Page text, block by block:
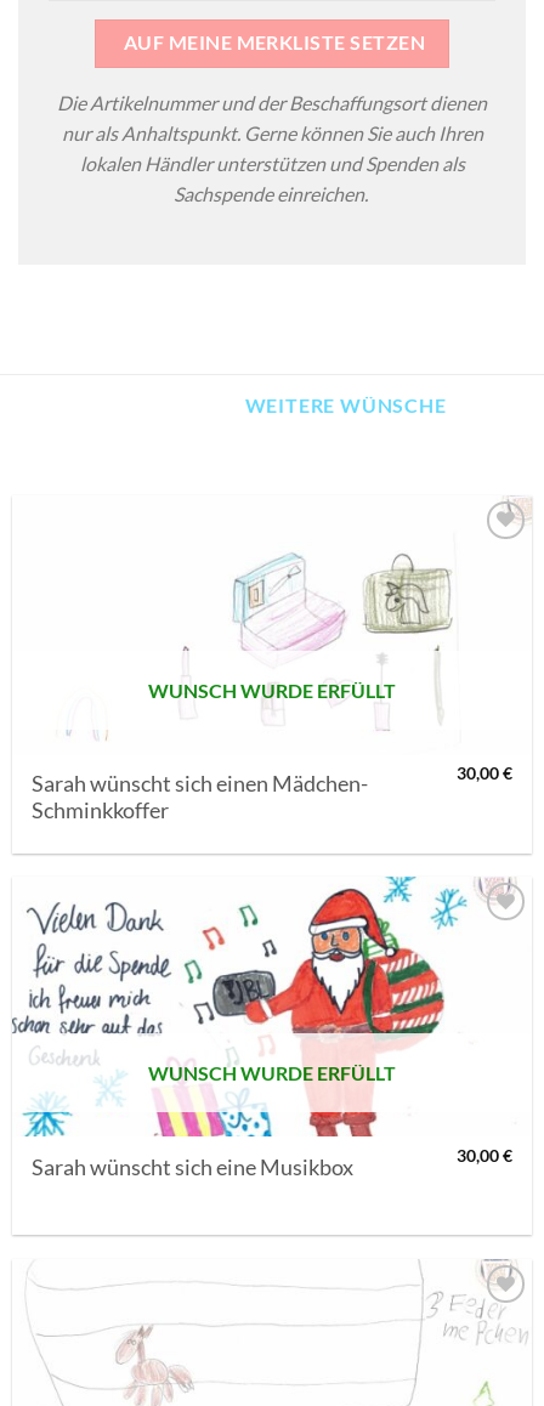
AUF MEINE MERKLISTE SETZEN
Die Artikelnummer und der Beschaffungsort dienen
nur als Anhaltspunkt. Gerne können Sie auch Ihren
lokalen Händler unterstützen und Spenden als
Sachspende einreichen.
WEITERE WÜNSCHE
MERKLISTE
SETZEN
WUNSCH WURDE ERFÜLLT
Sarah wünscht sich einen Mädchen-
Schminkkoffer
30,00€
MERKLISTE
SETZEN
WUNSCH WURDE ERFÜLLT
Sarah wünscht sich eine Musikbox 30,00€
AUF MEINE
MERKLISTE